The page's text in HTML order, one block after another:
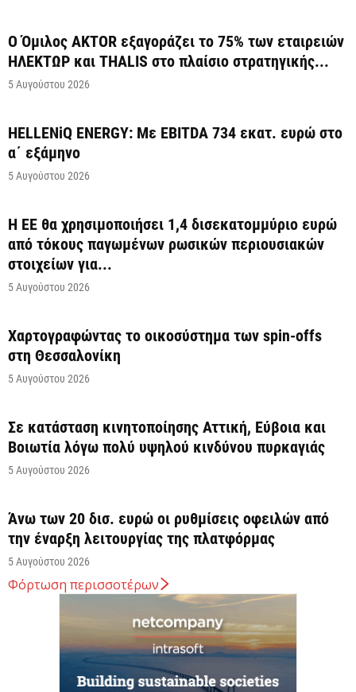
Ο Όμιλος AKTOR εξαγοράζει το 75% των εταιρειών
ΗΛΕΚΤΩΡ και THALIS στο πλαίσιο στρατηγικής...
5 Αυγούστου 2026
HELLENiQ ENERGY: Με EBITDA 734 εκατ. ευρώ στο
α΄ εξάμηνο
5 Αυγούστου 2026
Η ΕΕ θα χρησιμοποιήσει 1,4 δισεκατομμύριο ευρώ
από τόκους παγωμένων ρωσικών περιουσιακών
στοιχείων για...
5 Αυγούστου 2026
Χαρτογραφώντας το οικοσύστημα των spin-offs
στη Θεσσαλονίκη
5 Αυγούστου 2026
Σε κατάσταση κινητοποίησης Αττική, Εύβοια και
Βοιωτία λόγω πολύ υψηλού κινδύνου πυρκαγιάς
5 Αυγούστου 2026
Άνω των 20 δισ. ευρώ οι ρυθμίσεις οφειλών από
την έναρξη λειτουργίας της πλατφόρμας
5 Αυγούστου 2026
Κυρ. Μητσοτάκης: Η είσοδος της Meridiam
αποτελεί μια πολύ ισχυρή ψήφο εμπιστοσύνης στον
ενεργειακό...
Φόρτωση περισσοτέρων